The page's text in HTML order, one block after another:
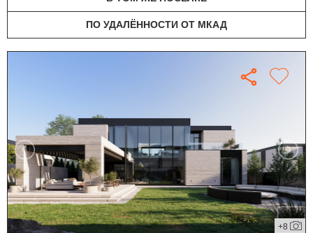
ПО УДАЛЁННОСТИ ОТ МКАД
+8